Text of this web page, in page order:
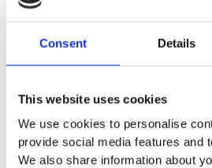
Consent Details
This website uses cookies
We use cookies to personalise
provide social media features and
We also share information about
indre trafik i Europa, forklarer EBB i
Mange hilste på i anledning af Bjarne
Fødselaren blev ved en reception
fremsynethed og for at være
biodieselområdet.